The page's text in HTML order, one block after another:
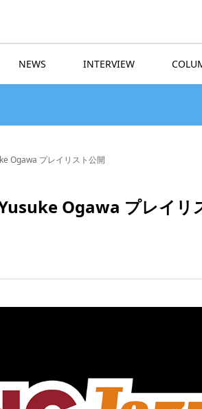
NEWS INTERVIEW
Ogawa プレイリスト公開
Ogawa プレイリ